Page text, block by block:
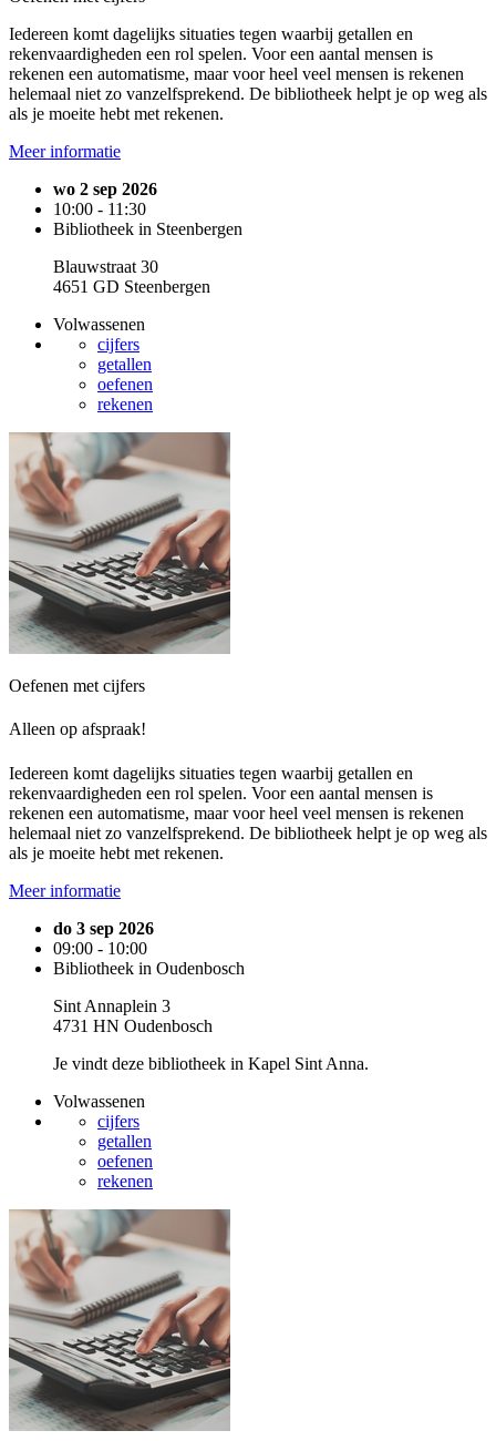
Iedereen komt dagelijks situaties tegen waarbij getallen en
rekenvaardigheden een rol spelen. Voor een aantal mensen is
rekenen een automatisme, maar voor heel veel mensen is rekenen
helemaal niet zo vanzelfsprekend. De bibliotheek helpt je op weg als
als je moeite hebt met rekenen.
Meer informatie
wo 2 sep 2026
10:00 - 11:30
Bibliotheek in Steenbergen
Blauwstraat 30
4651 GD Steenbergen
Volwassenen
cijfers
getallen
oefenen
rekenen
Oefenen met cijfers
Alleen op afspraak!
Iedereen komt dagelijks situaties tegen waarbij getallen en
rekenvaardigheden een rol spelen. Voor een aantal mensen is
rekenen een automatisme, maar voor heel veel mensen is rekenen
helemaal niet zo vanzelfsprekend. De bibliotheek helpt je op weg als
als je moeite hebt met rekenen.
Meer informatie
do 3 sep 2026
09:00 - 10:00
Bibliotheek in Oudenbosch
Sint Annaplein 3
4731 HN Oudenbosch
Je vindt deze bibliotheek in Kapel Sint Anna.
Volwassenen
cijfers
getallen
oefenen
rekenen